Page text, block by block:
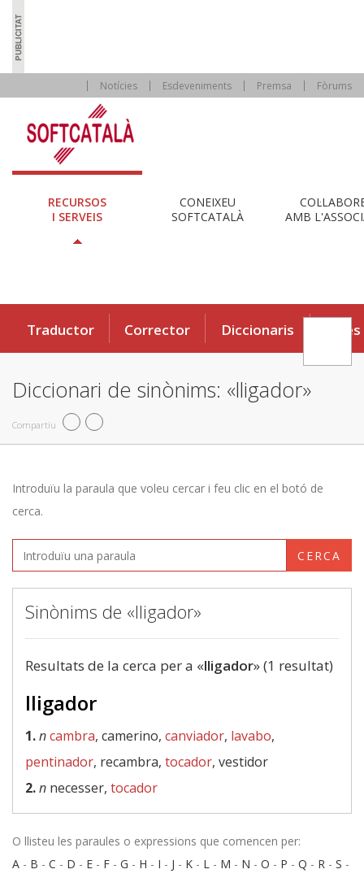
Notícies Esdeveniments Premsa Fòrums
RECURSOS
I SERVEIS
CONEIXEU
SOFTCATALÀ
AMB
Traductor Corrector Diccionaris Eines
Diccionari de sinònims: «lligador»
Compartiu
Introduïu la paraula que voleu cercar i feu clic en el botó de
cerca.
CERCA
Sinònims de «lligador»
Resultats de la cerca per a «lligador» (1 resultat)
lligador
1.ncambra, camerino, canviador, lavabo,
pentinador, recambra, tocador, vestidor
2.n necesser, tocador
O llisteu les paraules o expressions que comencen per:
A - B - C - D - E - F - G - H - I - J - K - L - M - N - O - P - Q - R - S -